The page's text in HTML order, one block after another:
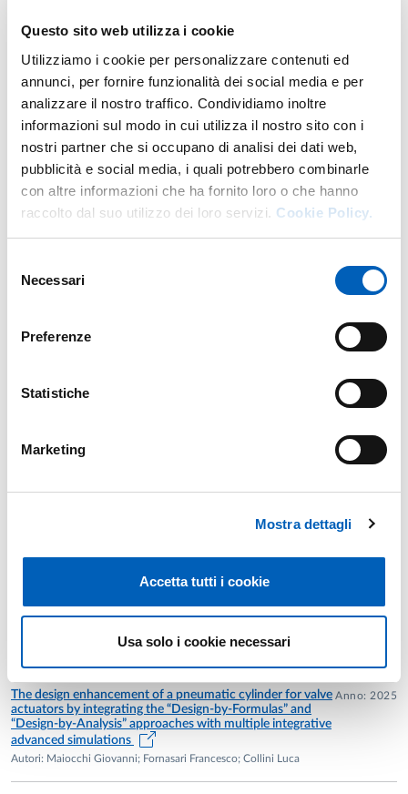
Questo sito web utilizza i cookie
Utilizziamo i cookie per personalizzare contenuti ed
annunci, per fornire funzionalità dei social media e per
analizzare il nostro traffico. Condividiamo inoltre
informazioni sul modo in cui utilizza il nostro sito con i
nostri partner che si occupano di analisi dei dati web,
pubblicità e social media, i quali potrebbero combinarle
con altre informazioni che ha fornito loro o che hanno
raccolto dal suo utilizzo dei loro servizi. Cookie Policy.
delNecessari
Preferenze
Statistiche
Marketing
Mostra dettagli
Accetta tutti i cookie
Usa solo i cookie necessari
distruttiva di materiali e strutture basata sulle vibrazioni
MECCANICA DEI MATERIALI E INTEGRITA'
STRUTTURALE
Laurea magistrale inINGEGNERIA MECCANICA- Curriculum:
COSTRUZIONI
Anni precedenti
Fatica e frattura nei materiali strutturali Micromeccanica e
comportamento meccanico dei materiali Tecniche non
FORMATION IN MIURA-ORI METABEAMS
The design enhancement of a pneumatic cylinder for valve
actuators by integrating the “Design-by-Formulas” and
“Design-by-Analysis” approaches with multiple integrative
advanced simulations
Autori: Maiocchi Giovanni; Fornasari Francesco; Collini Luca
Anno: 2025